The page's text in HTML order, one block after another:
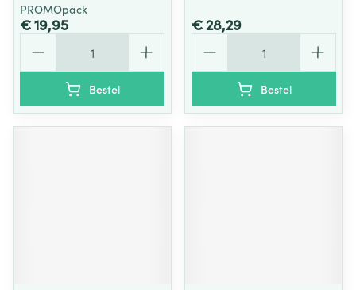
PROMOpack
€ 19,95
Bestel
€ 28,29
Bestel